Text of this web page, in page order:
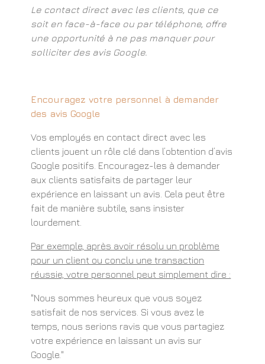
Le contact direct avec les clients, que ce
soit en face-à-face ou par téléphone, offre
une opportunité à ne pas manquer pour
solliciter des avis Google.
Encouragez votre personnel à demander
des avis Google
Vos employés en contact direct avec les
clients jouent un rôle clé dans l’obtention d’avis
Google positifs. Encouragez-les à demander
aux clients satisfaits de partager leur
expérience en laissant un avis. Cela peut être
fait de manière subtile, sans insister
lourdement.
Par exemple, après avoir résolu un problème
pour un client ou conclu une transaction
réussie, votre personnel peut simplement dire :
"Nous sommes heureux que vous soyez
satisfait de nos services. Si vous avez le
temps, nous serions ravis que vous partagiez
votre expérience en laissant un avis sur
Google."